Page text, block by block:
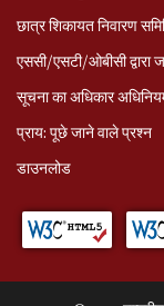
छात्र शिकायत निवारण
एससी/एसटी/ओबीसी द्वारा
सूचना का अधिकार
प्राय: पूछे जाने वाले प्रश्‍न
डाउनलोड